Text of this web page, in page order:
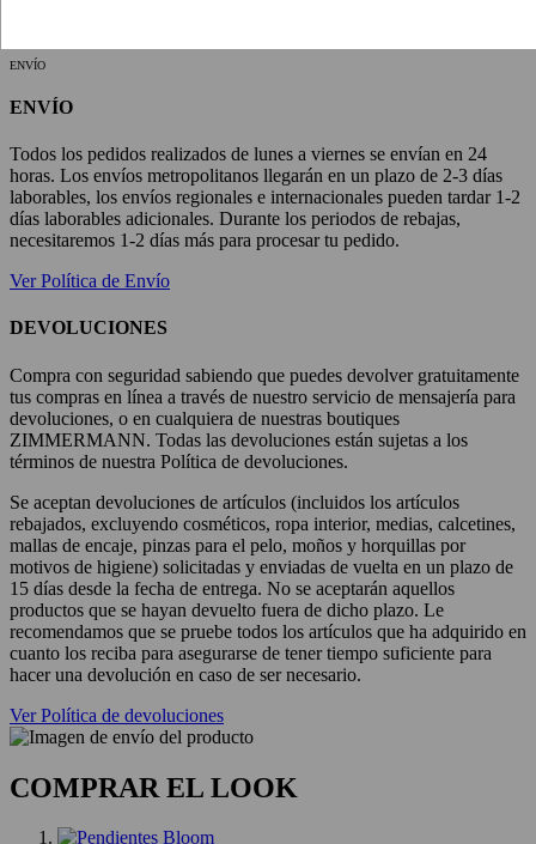
ENVÍO
ENVÍO
Todos los pedidos realizados de lunes a viernes se envían en 24
horas. Los envíos metropolitanos llegarán en un plazo de 2-3 días
laborables, los envíos regionales e internacionales pueden tardar 1-2
días laborables adicionales. Durante los periodos de rebajas,
necesitaremos 1-2 días más para procesar tu pedido.
Ver Política de Envío
DEVOLUCIONES
Compra con seguridad sabiendo que puedes devolver gratuitamente
tus compras en línea a través de nuestro servicio de mensajería para
devoluciones, o en cualquiera de nuestras boutiques
ZIMMERMANN. Todas las devoluciones están sujetas a los
términos de nuestra Política de devoluciones.
Se aceptan devoluciones de artículos (incluidos los artículos
rebajados, excluyendo cosméticos, ropa interior, medias, calcetines,
mallas de encaje, pinzas para el pelo, moños y horquillas por
motivos de higiene) solicitadas y enviadas de vuelta en un plazo de
15 días desde la fecha de entrega. No se aceptarán aquellos
productos que se hayan devuelto fuera de dicho plazo. Le
recomendamos que se pruebe todos los artículos que ha adquirido en
cuanto los reciba para asegurarse de tener tiempo suficiente para
hacer una devolución en caso de ser necesario.
Ver Política de devoluciones
COMPRAR EL LOOK